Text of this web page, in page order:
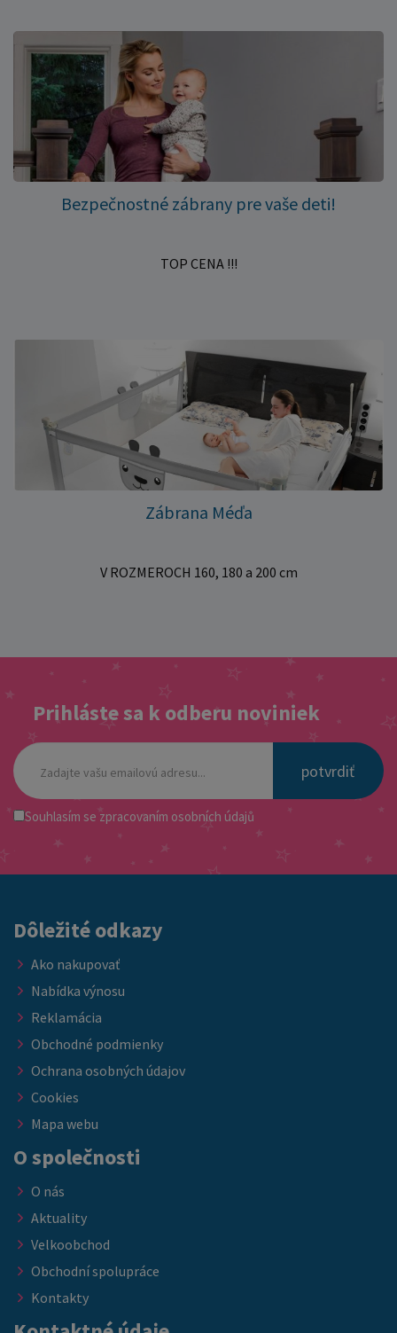
Bezpečnostné zábrany pre vaše deti!
TOP CENA !!!
Zábrana Méďa
V ROZMEROCH 160, 180 a 200 cm
Prihláste sa k odberu noviniek
potvrdiť
Souhlasím se zpracovaním osobních údajů
Dôležité odkazy
Ako nakupovať
Nabídka výnosu
Reklamácia
Obchodné podmienky
Ochrana osobných údajov
Cookies
Mapa webu
O společnosti
O nás
Aktuality
Velkoobchod
Obchodní spolupráce
Kontakty